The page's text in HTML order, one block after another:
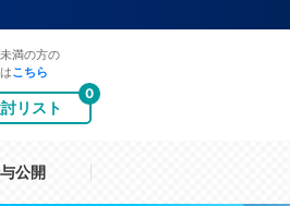
満の方の
こちら
リスト
0
公開